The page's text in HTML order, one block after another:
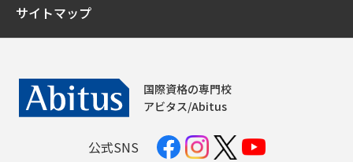
サイトマップ
国際資格の専門校
アビタス/Abitus
公式SNS